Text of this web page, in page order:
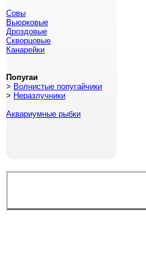
Совы
Вьюрковые
Дроздовые
Скворцовые
Канарейки
Попугаи
> Волнистые попугайчики
> Неразлучники
Аквариумные рыбки